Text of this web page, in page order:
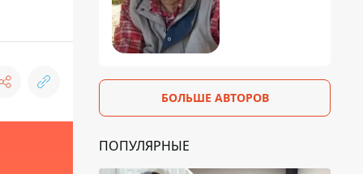
БОЛЬШЕ АВТОРОВ
ПОПУЛЯРНЫЕ